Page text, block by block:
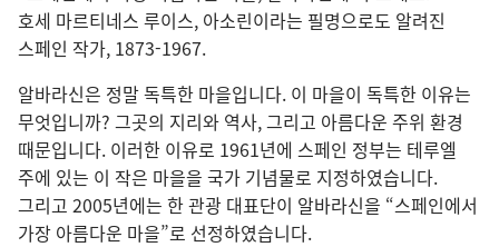
호세 마르티네스 루이스, 아소린이라는 필명으로도 알려진
스페인 작가, 1873-1967.
알바라신은 정말 독특한 마을입니다. 이 마을이 독특한 이유는
무엇입니까? 그곳의 지리와 역사, 그리고 아름다운 주위 환경
때문입니다. 이러한 이유로 1961년에 스페인 정부는 테루엘
주에 있는 이 작은 마을을 국가 기념물로 지정하였습니다.
그리고 2005년에는 한 관광 대표단이 알바라신을 “스페인에서
가장 아름다운 마을”로 선정하였습니다.